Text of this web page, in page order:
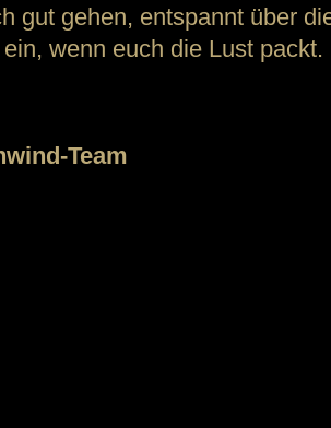
gut gehen, entspannt über
wenn euch die Lust packt.
Team